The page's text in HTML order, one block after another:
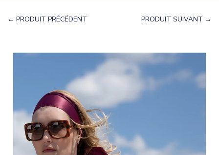
← PRODUIT PRÉCÉDENT PRODUIT SUIVANT →